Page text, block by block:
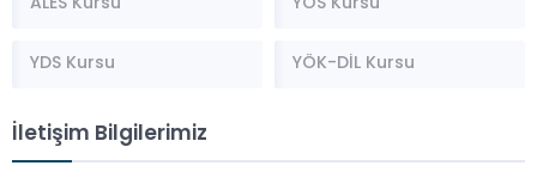
ALES Kursu YÖS Kursu
YDS Kursu YÖK-DİL Kursu
İletişim Bilgilerimiz